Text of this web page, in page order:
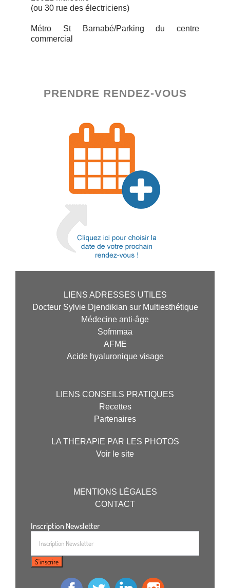
(ou 30 rue des électriciens)
Métro St Barnabé/Parking du centre
commercial
PRENDRE RENDEZ-VOUS
LIENS ADRESSES UTILES
Docteur Sylvie Djendikian sur Multiesthétique
Médecine anti-âge
Sofmmaa
AFME
Acide hyaluronique visage
LIENS CONSEILS PRATIQUES
Recettes
Partenaires
LA THERAPIE PAR LES PHOTOS
Voir le site
MENTIONS LÉGALES
CONTACT
Inscription Newsletter